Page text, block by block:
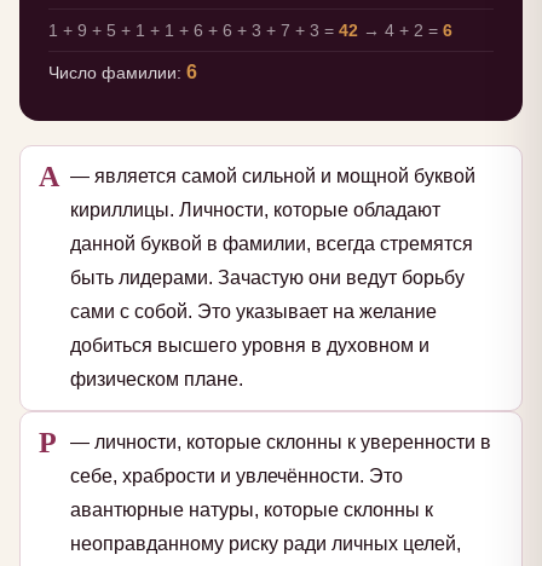
1 + 9 + 5 + 1 + 1 + 6 + 6 + 3 + 7 + 3 = 42 → 4 + 2 = 6
Число фамилии: 6
А — является самой сильной и мощной буквой
кириллицы. Личности, которые обладают
данной буквой в фамилии, всегда стремятся
быть лидерами. Зачастую они ведут борьбу
сами с собой. Это указывает на желание
добиться высшего уровня в духовном и
физическом плане.
Р
— личности, которые склонны к уверенности в
себе, храбрости и увлечённости. Это
авантюрные натуры, которые склонны к
неоправданному риску ради личных целей,